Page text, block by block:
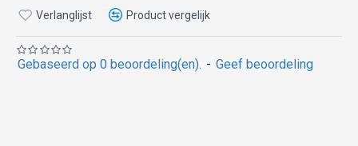
Gebaseerd op 0 beoordeling(en). - Geef beoordeling
Verlanglijst Product vergelijk